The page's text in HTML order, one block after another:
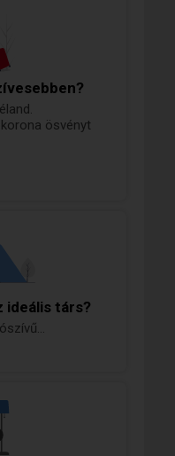
ösvényt
ideális társ?